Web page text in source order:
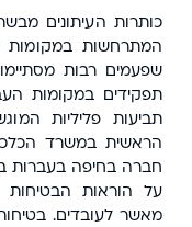
כותרות העיתונים
המתרחשות במקומות
שפעמים רבות
תפקידים במקומות
תביעות פליליות
הראשית במשרד
חברה בחיפה בעברות
על הוראות
מאשר לעובדים.